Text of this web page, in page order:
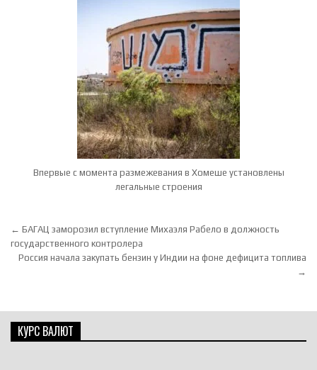
Впервые с момента размежевания в Хомеше установлены
легальные строения
Навигация по записям
← БАГАЦ заморозил вступление Михаэля Рабело в должность
государственного контролера
Россия начала закупать бензин у Индии на фоне дефицита топлива
→
КУРС ВАЛЮТ